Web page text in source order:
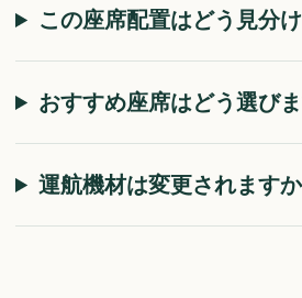
この座席配置はどう見分
おすすめ座席はどう選び
運航機材は変更されます